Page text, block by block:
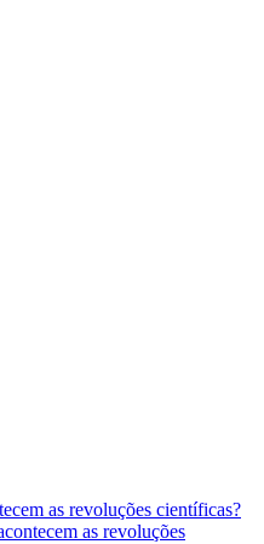
as revoluções científicas?
as revoluções